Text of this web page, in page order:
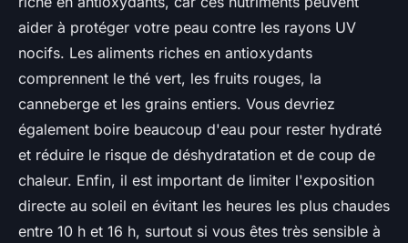
aider à protéger votre peau contre les rayons UV
nocifs. Les aliments riches en antioxydants
comprennent le thé vert, les fruits rouges, la
canneberge et les grains entiers. Vous devriez
également boire beaucoup d'eau pour rester hydraté
et réduire le risque de déshydratation et de coup de
chaleur. Enfin, il est important de limiter l'exposition
directe au soleil en évitant les heures les plus chaudes
entre 10 h et 16 h, surtout si vous êtes très sensible à